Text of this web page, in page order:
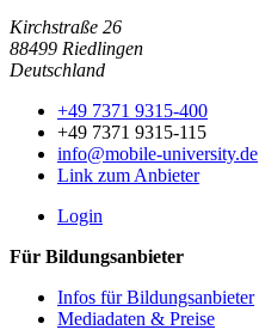
Kirchstraße 26
88499 Riedlingen
Deutschland
+49 7371 9315-400
+49 7371 9315-115
info@mobile-university.de
Link zum Anbieter
Login
Für Bildungsanbieter
Infos für Bildungsanbieter
Mediadaten & Preise